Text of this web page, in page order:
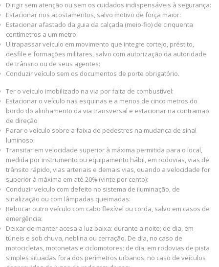
Dirigir sem atenção ou sem os cuidados indispensáveis à segurança:
Estacionar nos acostamentos, salvo motivo de força maior:
Estacionar afastado da guia da calçada (meio-fio) de cinquenta
centímetros a um metro
Ultrapassar veículo em movimento que integre cortejo, préstito,
desfile e formações militares, salvo com autorização da autoridade
de trânsito ou de seus agentes:
Conduzir veículo sem os documentos de porte obrigatório.
Ter o veículo imobilizado na via por falta de combustível:
Estacionar o veículo nas esquinas e a menos de cinco metros do
bordo do alinhamento da via transversal e estacionar na contramão
de direção
Parar o veículo sobre a faixa de pedestres na mudança de sinal
luminoso:
Transitar em velocidade superior à máxima permitida para o local,
medida por instrumento ou equipamento hábil, em rodovias, vias de
trânsito rápido, vias arteriais e demais vias, quando a velocidade for
superior à máxima em até 20% (vinte por cento):
Conduzir veículo com defeito no sistema de iluminação, de
sinalização ou com lâmpadas queimadas:
Rebocar outro veículo com cabo flexível ou corda, salvo em casos de
emergência:
Deixar de manter acesa a luz baixa: durante a noite; de dia, em
túneis e sob chuva, neblina ou cerração. De dia, no caso de
motocicletas, motonetas e ciclomotores; de dia, em rodovias de pista
simples situadas fora dos perímetros urbanos, no caso de veículos